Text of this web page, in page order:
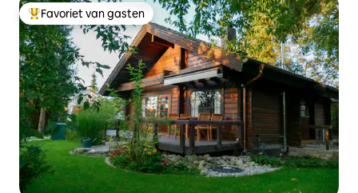
Topfavoriet van gasten
Favoriet van gasten